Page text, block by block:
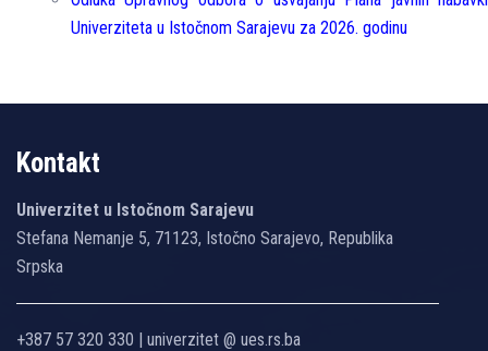
Univerziteta u Istočnom Sarajevu za 2026. godinu
Kontakt
Univerzitet u Istočnom Sarajevu
Stefana Nemanje 5, 71123, Istočno Sarajevo, Republika
Srpska
+387 57 320 330 | univerzitet @ ues.rs.ba